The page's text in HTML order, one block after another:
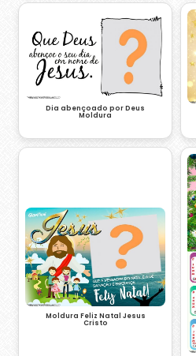
Dia abençoado por Deus
Moldura
Moldura Feliz Natal Jesus
Cristo